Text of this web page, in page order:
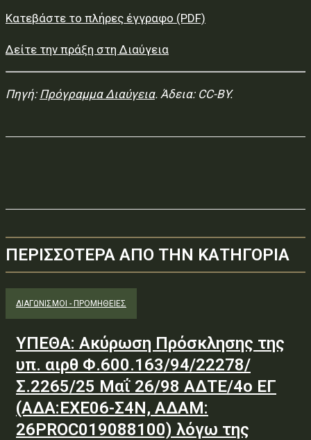
Κατεβάστε το πλήρες έγγραφο (PDF)
Δείτε την πράξη στη Διαύγεια
Πηγή: Πρόγραμμα Διαύγεια. Άδεια: CC-BY.
ΠΕΡΙΣΣΟΤΕΡΑ ΑΠΟ ΤΗΝ ΚΑΤΗΓΟΡΙΑ
ΔΙΑΓΩΝΙΣΜΟΊ - ΠΡΟΜΉΘΕΙΕΣ
ΥΠΕΘΑ: Ακύρωση Πρόσκλησης της
υπ. αιρθ Φ.600.163/94/22278/
Σ.2265/25 Μαΐ 26/98 ΑΔΤΕ/4ο ΕΓ
(ΑΔΑ:ΕΧΕ06-Σ4Ν, ΑΔΑΜ:
26PROC019088100) λόγω της